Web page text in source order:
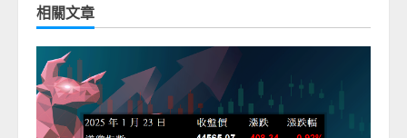
相關文章